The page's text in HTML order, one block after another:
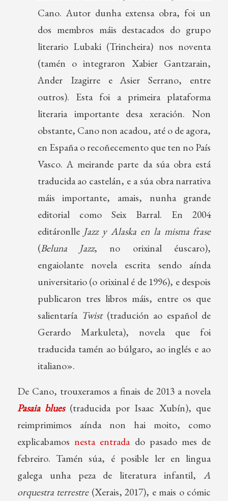
Cano. Autor dunha extensa obra, foi un
dos membros máis destacados do grupo
literario Lubaki (Trincheira) nos noventa
(tamén o integraron Xabier Gantzarain,
Ander Izagirre e Asier Serrano, entre
outros). Esta foi a primeira plataforma
literaria importante desa xeración. Non
obstante, Cano non acadou, até o de agora,
en España o recoñecemento que ten no País
Vasco. A meirande parte da súa obra está
traducida ao castelán, e a súa obra narrativa
máis importante, amais, nunha grande
editorial como Seix Barral. En 2004
editáronlle Jazz y Alaska en la misma frase
(Beluna Jazz, no orixinal éuscaro),
engaiolante novela escrita sendo aínda
universitario (o orixinal é de 1996), e despois
publicaron tres libros máis, entre os que
salientaría Twist(tradución ao español de
Gerardo Markuleta), novela que foi
traducida tamén ao búlgaro, ao inglés e ao
italiano».
De Cano, trouxeramos a finais de 2013 a novela
Pasaia blues(traducida por Isaac Xubín), que
reimprimimos aínda non hai moito, como
explicabamos nesta entradado pasado mes de
febreiro. Tamén súa, é posible ler en lingua
galega unha peza de literatura infantil,A
orquestra terrestre(Xerais, 2017), e mais o cómic